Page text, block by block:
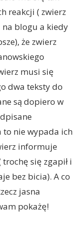
reakcji ( zwierz
blogu a kiedy
że zwierz
musi się
dwa teksty do
są dopiero w
nie wypada ich
informuje
się zgapił i
bez bicia). A co
jasna
pokażę!